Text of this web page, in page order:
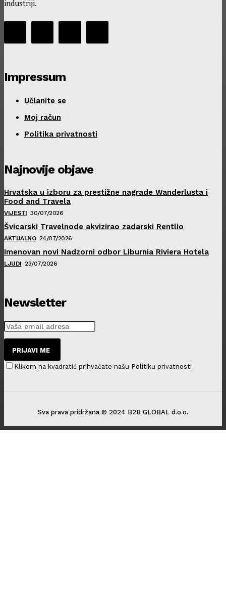
industriji.
Impressum
Učlanite se
Moj račun
Politika privatnosti
Najnovije objave
Hrvatska u izboru za prestižne nagrade Wanderlusta i
Food and Travela
VIJESTI 30/07/2026
Švicarski Travelnode akvizirao zadarski Rentlio
AKTUALNO 24/07/2026
Imenovan novi Nadzorni odbor Liburnia Riviera Hotela
LJUDI 23/07/2026
Newsletter
PRIJAVI ME
Klikom na kvadratić prihvaćate našu Politiku privatnosti
Sva prava pridržana © 2024 B2B GLOBAL d.o.o.